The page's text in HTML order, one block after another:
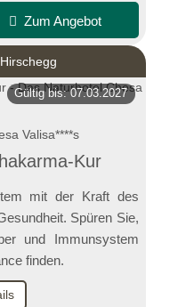
Zum Angebot
Gültig bis: 07.03.2027
Valisa****s
Kur
mit der Kraft des
Spüren Sie,
und Immunsystem
finden.